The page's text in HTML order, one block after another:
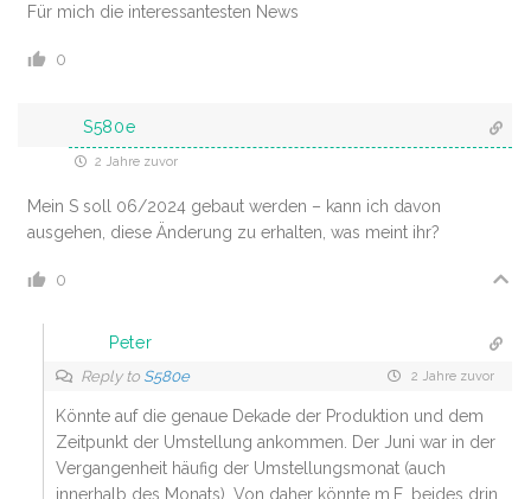
Für mich die interessantesten News
0
S580e
2 Jahre zuvor
Mein S soll 06/2024 gebaut werden – kann ich davon
ausgehen, diese Änderung zu erhalten, was meint ihr?
0
Peter
Reply to S580e 2 Jahre zuvor
Könnte auf die genaue Dekade der Produktion und dem
Zeitpunkt der Umstellung ankommen. Der Juni war in der
Vergangenheit häufig der Umstellungsmonat (auch
innerhalb des Monats). Von daher könnte m.E. beides drin